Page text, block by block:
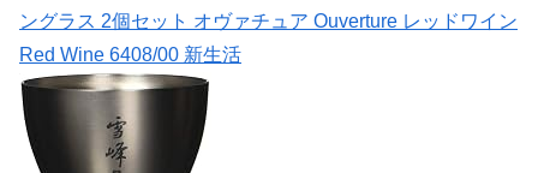
ングラス 2個セット オヴァチュア Ouverture レッドワイン
Red Wine 6408/00 新生活